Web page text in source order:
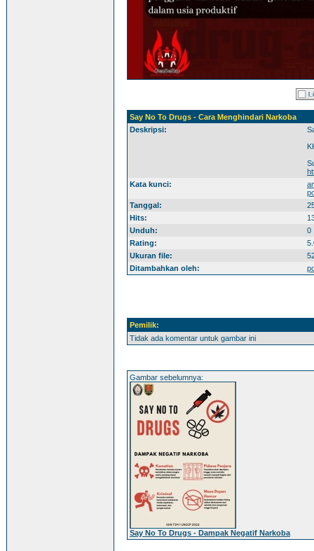
Say No To Drugs - Cara Menghindari Narkoba
Deskripsi:
Kata kunci:
Tanggal:
Hits:
Unduh:
0
Rating:
Ukuran file:
Ditambahkan oleh:
Pemilik:
Tidak ada komentar untuk gambar ini
Gambar sebelumnya:
Say No To Drugs - Dampak Negatif Narkoba